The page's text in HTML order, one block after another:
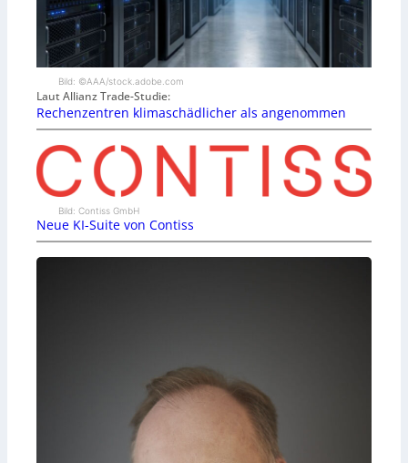
Bild: ©AAA/stock.adobe.com
Laut Allianz Trade-Studie:
Rechenzentren klimaschädlicher als angenommen
Bild: Contiss GmbH
Neue KI-Suite von Contiss